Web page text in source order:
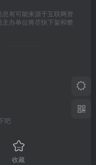
有可能来源于互联网资
办单位将尽快下架和整
吧
收藏